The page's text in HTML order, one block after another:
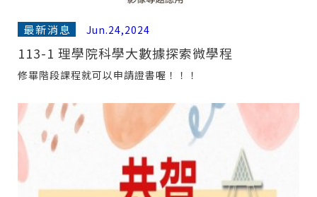
最新消息 Jun.24,2024
113-1 理學院科學大數據探索微學程
修畢階段課程就可以申請證書喔！！！